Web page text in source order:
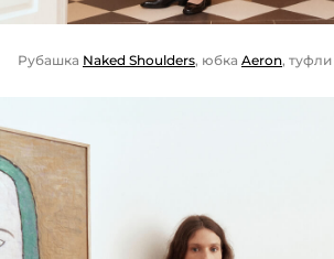
Рубашка Naked Shoulders, юбка Aeron, туфли